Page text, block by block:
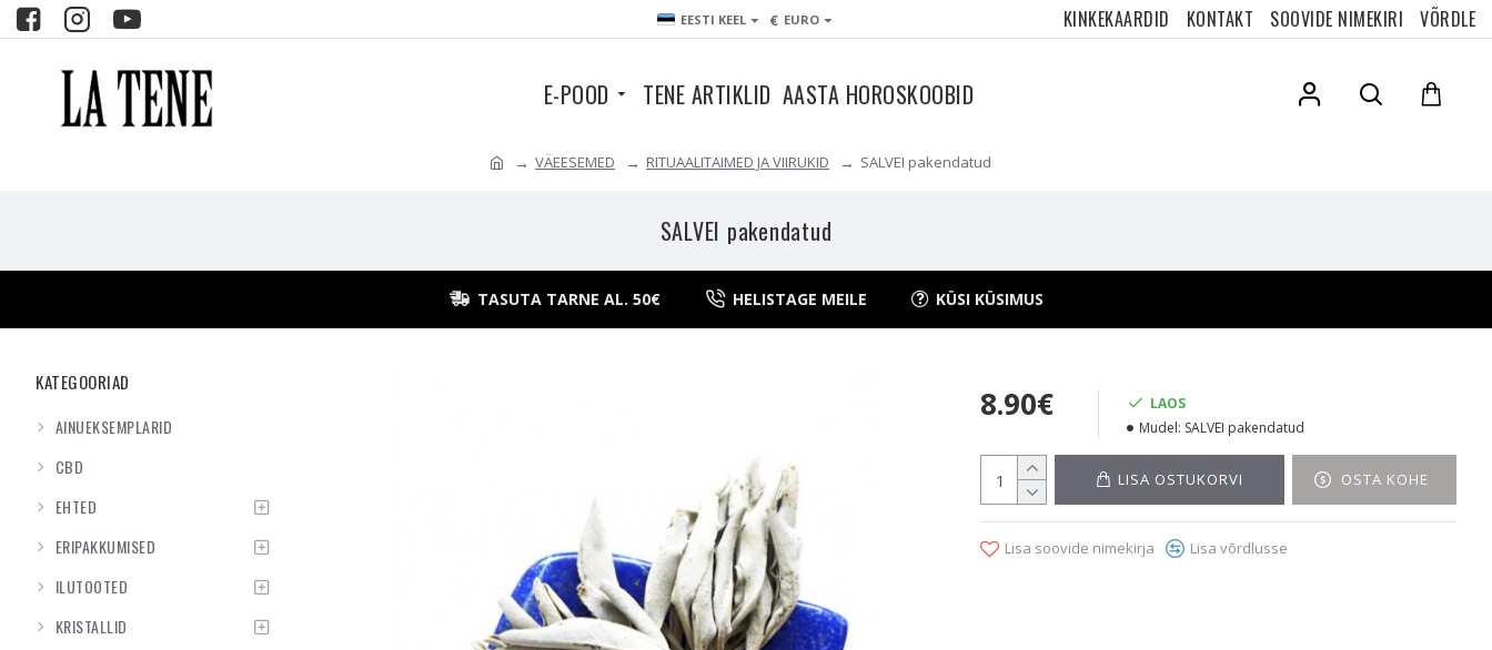
EESTI KEEL € EURO KINKEKAARDID KONTAKT SOOVIDE NIMEKIRI VÕRDLE
E-POOD TENE ARTIKLID AASTA HOROSKOOBID
VÄEESEMED RITUAALITAIMED JA VIIRUKID SALVEI pakendatud
SALVEI pakendatud
TASUTA TARNE AL. 50€ HELISTAGE MEILE KÜSI KÜSIMUS
KATEGOORIAD
AINUEKSEMPLARID
CBD
EHTED
ERIPAKKUMISED
ILUTOOTED
KRISTALLID
8.90€
LAOS
Mudel: SALVEI pakendatud
LISA OSTUKORVI OSTA KOHE
Lisa soovide nimekirja Lisa võrdlusse